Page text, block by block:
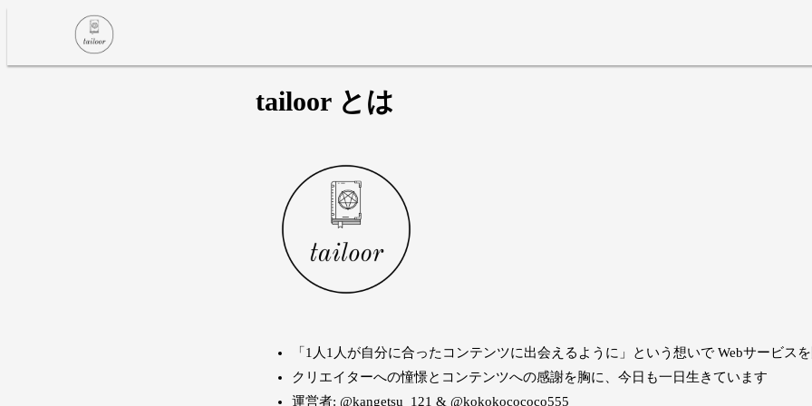
tailoor とは
「1人1人が自分に合ったコンテンツに出会えるように」という想いで Webサービス
クリエイターへの憧憬とコンテンツへの感謝を胸に、今日も一日生きています
運営者: @kangetsu_121 & @kokokocococo555